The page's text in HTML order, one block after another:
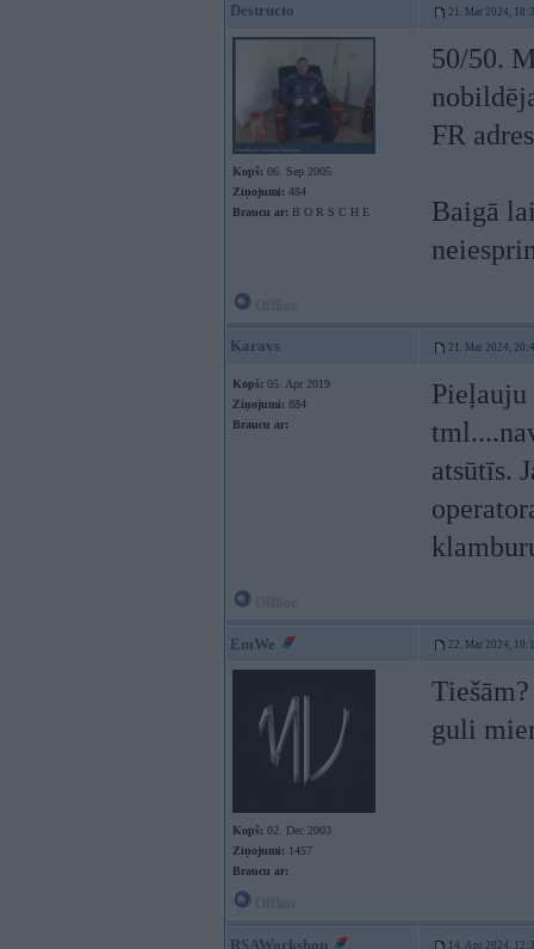
Destructo 21. Mar 2024,
Kopš: 06. Sep 2005
Ziņojumi: 484
Braucu ar: B O R S C H E
50/50.
FR
Baigā
Karavs 21. Mar 2024,
Kopš: 05. Apr 2019
Ziņojumi: 884
Braucu ar:
Pieļauju
atsūtīs.
EmWe 22. Mar 2024,
Kopš: 02. Dec 2003
Ziņojumi: 1457
Braucu ar:
guli
RSAWorkshop 14. Apr 2024,